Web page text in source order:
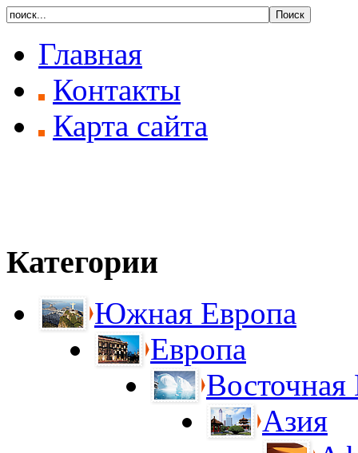
Главная
Контакты
Карта сайта
Категории
Южная Европа
Европа
Восточная
Азия